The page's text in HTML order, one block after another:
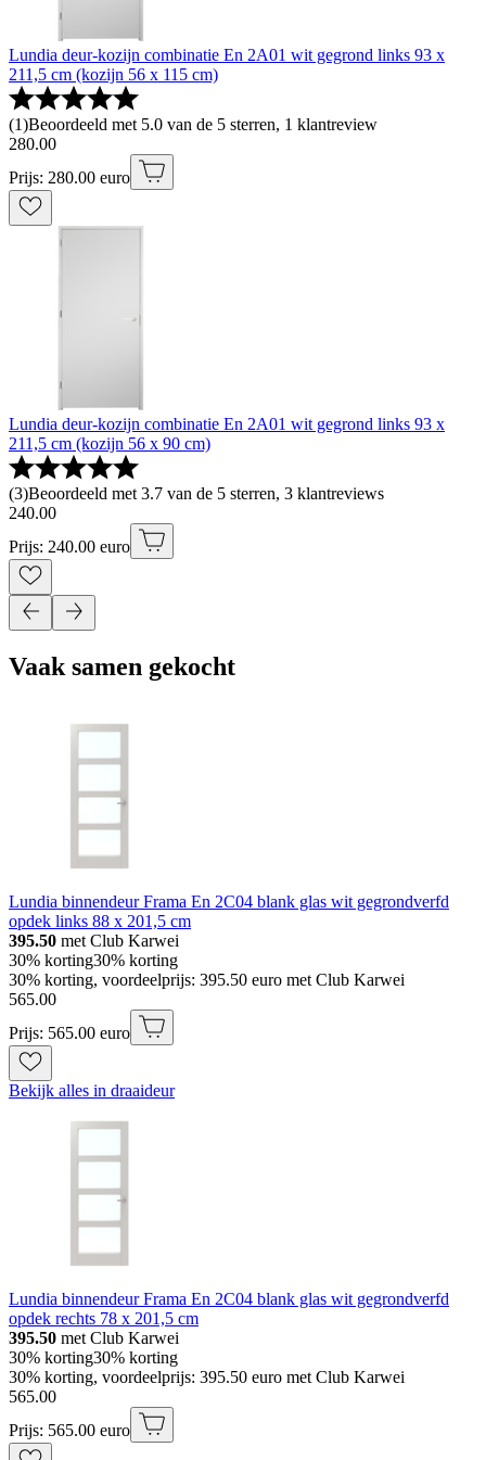
Lundia deur-kozijn combinatie En 2A01 wit gegrond links 93 x
211,5 cm (kozijn 56 x 115 cm)
(1)Beoordeeld met 5.0 van de 5 sterren, 1 klantreview
280.00
Prijs: 280.00 euro
Lundia deur-kozijn combinatie En 2A01 wit gegrond links 93 x
211,5 cm (kozijn 56 x 90 cm)
(3)Beoordeeld met 3.7 van de 5 sterren, 3 klantreviews
240.00
Prijs: 240.00 euro
Vaak samen gekocht
Lundia binnendeur Frama En 2C04 blank glas wit gegrondverfd
opdek links 88 x 201,5 cm
395.50 met Club Karwei
30% korting30% korting
30% korting, voordeelprijs: 395.50 euro met Club Karwei
565.00
Prijs: 565.00 euro
Bekijk alles in draaideur
Lundia binnendeur Frama En 2C04 blank glas wit gegrondverfd
opdek rechts 78 x 201,5 cm
395.50 met Club Karwei
30% korting30% korting
30% korting, voordeelprijs: 395.50 euro met Club Karwei
565.00
Prijs: 565.00 euro